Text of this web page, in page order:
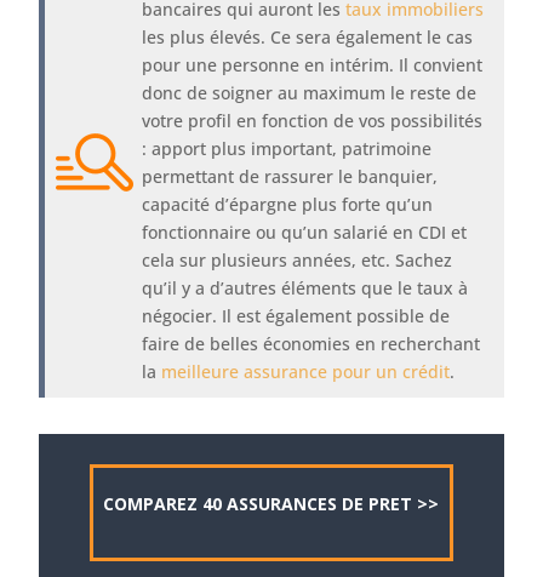
bancaires qui auront lestaux immobiliers
les plus élevés. Ce sera également le cas
pour une personne en intérim. Il convient
donc de soigner au maximum le reste de
votre profil en fonction de vos possibilités
: apport plus important, patrimoine
permettant de rassurer le banquier,
capacité d’épargne plus forte qu’un
fonctionnaire ou qu’un salarié en CDI et
cela sur plusieurs années, etc. Sachez
qu’il y a d’autres éléments que le taux à
négocier. Il est également possible de
faire de belles économies en recherchant
la meilleure assurance pour un crédit.
COMPAREZ 40 ASSURANCES DE PRET >>